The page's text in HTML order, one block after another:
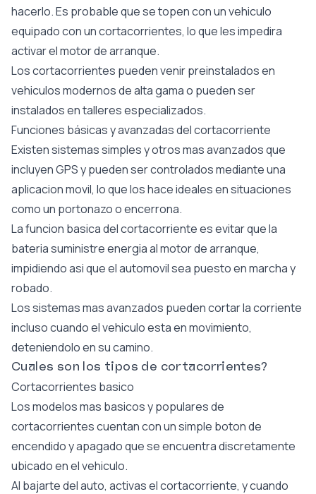
hacerlo. Es probable que se topen con un vehiculo
equipado con un cortacorrientes, lo que les impedira
activar el motor de arranque.
Los cortacorrientes pueden venir preinstalados en
vehiculos modernos de alta gama o pueden ser
instalados en talleres especializados.
Funciones básicas y avanzadas del cortacorriente
Existen sistemas simples y otros mas avanzados que
incluyen GPS y pueden ser controlados mediante una
aplicacion movil, lo que los hace ideales en situaciones
como un portonazo o encerrona.
La funcion basica del cortacorriente es evitar que la
bateria suministre energia al motor de arranque,
impidiendo asi que el automovil sea puesto en marcha y
robado.
Los sistemas mas avanzados pueden cortar la corriente
incluso cuando el vehiculo esta en movimiento,
deteniendolo en su camino.
Cuales son los tipos de cortacorrientes?
Cortacorrientes basico
Los modelos mas basicos y populares de
cortacorrientes cuentan con un simple boton de
encendido y apagado que se encuentra discretamente
ubicado en el vehiculo.
Al bajarte del auto, activas el cortacorriente, y cuando